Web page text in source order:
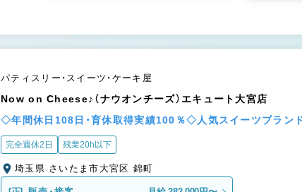
パティスリー・スイーツ・ケーキ屋
Now on Cheese♪（ナウオンチーズ）エキュート大宮店
◇年間休日108日・育休取得実績100％◇人気スイーツブランド
完全週休2日 残業20h以下
埼玉県 さいたま市大宮区 錦町